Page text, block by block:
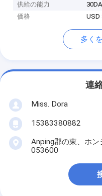
供給の能力
価格
USD
多く
連
Miss. Dora
15383380882
Anping郡の東、ホ
053600